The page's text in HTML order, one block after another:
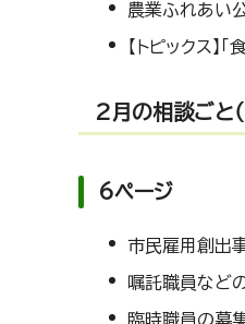
農業ふれあい
【トピックス】
2月の相談ごと（
6ページ
市民雇用創出
嘱託職員など
臨時職員の募